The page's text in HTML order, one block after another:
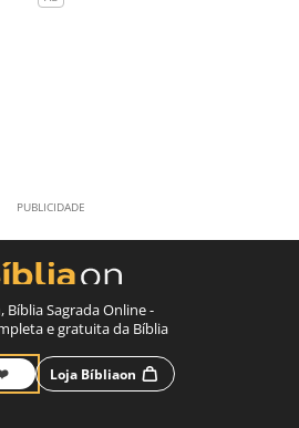
Bíblia Sagrada Online -
e gratuita da Bíblia
Loja Bíbliaon